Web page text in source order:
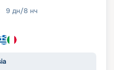
9 дн/8 нч